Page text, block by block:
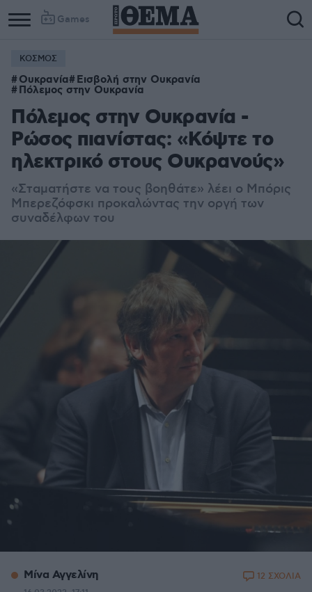
Games
Column
1
Column
2
ΚΟΣΜΟΣ
Ουκρανία Εισβολή στην Ουκρανία
Πόλεμος στην Ουκρανία
Πόλεμος στην Ουκρανία -
Ρώσος πιανίστας: «Κόψτε το
ηλεκτρικό στους Ουκρανούς»
«Σταματήστε να τους βοηθάτε» λέει ο Μπόρις
Μπερεζόφσκι προκαλώντας την οργή των
συναδέλφων του
Μίνα Αγγελίνη 12 ΣΧΟΛΙΑ